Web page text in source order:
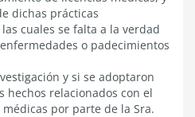
dichas prácticas
cuales se falta a la verdad
o padecimientos
y si se adoptaron
hechos relacionados con el
por parte de la Sra.